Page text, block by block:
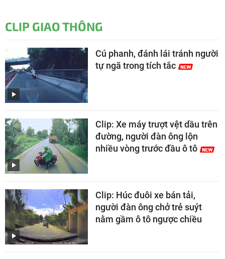
CLIP GIAO THÔNG
Cú phanh, đánh lái tránh người
tự ngã trong tích tắc
Clip: Xe máy trượt vệt dầu trên
đường, người đàn ông lộn
nhiều vòng trước đầu ô tô
Clip: Húc đuôi xe bán tải,
người đàn ông chở trẻ suýt
nằm gầm ô tô ngược chiều